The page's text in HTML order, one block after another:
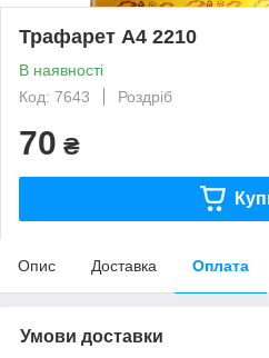
Трафарет А4 2210
В наявності
Код: 7643
Роздріб
70 ₴
Опис Доставка Оплата
Умови доставки